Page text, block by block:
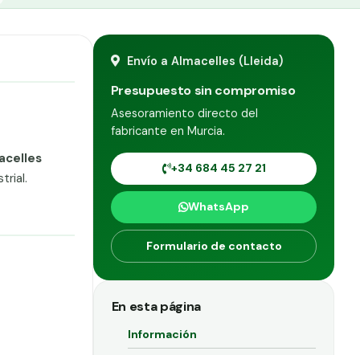
Envío a Almacelles (Lleida)
Presupuesto sin compromiso
Asesoramiento directo del
fabricante en Murcia.
+34 684 45 27 21
WhatsApp
Formulario de contacto
En esta página
Información